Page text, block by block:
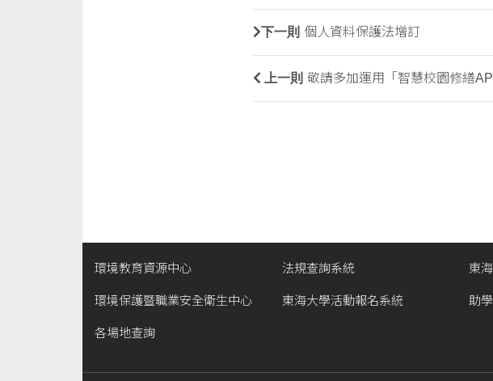
下一則 個人資料保護法增訂
上一則 敬請多加運用「智慧校園修繕
環境教育資源中心
環境保護暨職業安全衛生中心
各場地查詢
法規查詢系統
東海大學活動報名系統
東
助